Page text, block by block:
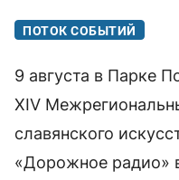
ПОТОК СОБЫТИЙ
9 августа в Парке
XIV
славянского
«Дорожное радио»